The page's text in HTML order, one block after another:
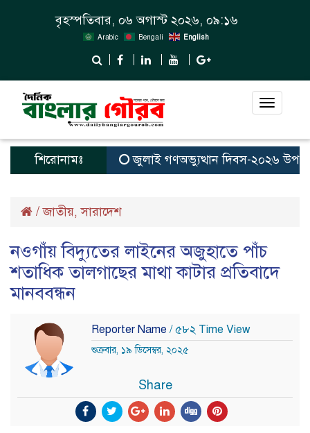
বৃহস্পতিবার, ০৬ অগাস্ট ২০২৬, ০৯:১৬
Arabic Bengali English
Toggle
শিরোনামঃ জুলাই গণঅভ্যুত্থান দিবস-২০২৬ উপলক্ষে
/জাতীয়,সারাদেশ
নওগাঁয় বিদ্যুতের লাইনের অজুহাতে পাঁচ
শতাধিক তালগাছের মাথা কাটার প্রতিবাদে
মানববন্ধন
Reporter Name / ৫৮২ Time View
শুক্রবার, ১৯ ডিসেম্বর, ২০২৫
Share